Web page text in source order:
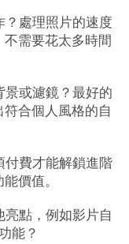
？處理照片的速度
需要花太多時間
景或濾鏡？最好的
合個人風格的自
付費才能解鎖進階
價值。
點，例如影片自
能？